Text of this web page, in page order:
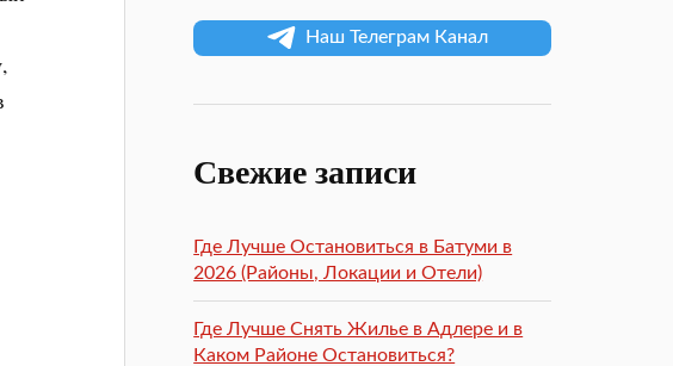
Наш Телеграм Канал
Свежие записи
Где Лучше Остановиться в Батуми в
2026 (Районы, Локации и Отели)
Где Лучше Снять Жилье в Адлере и в
Каком Районе Остановиться?